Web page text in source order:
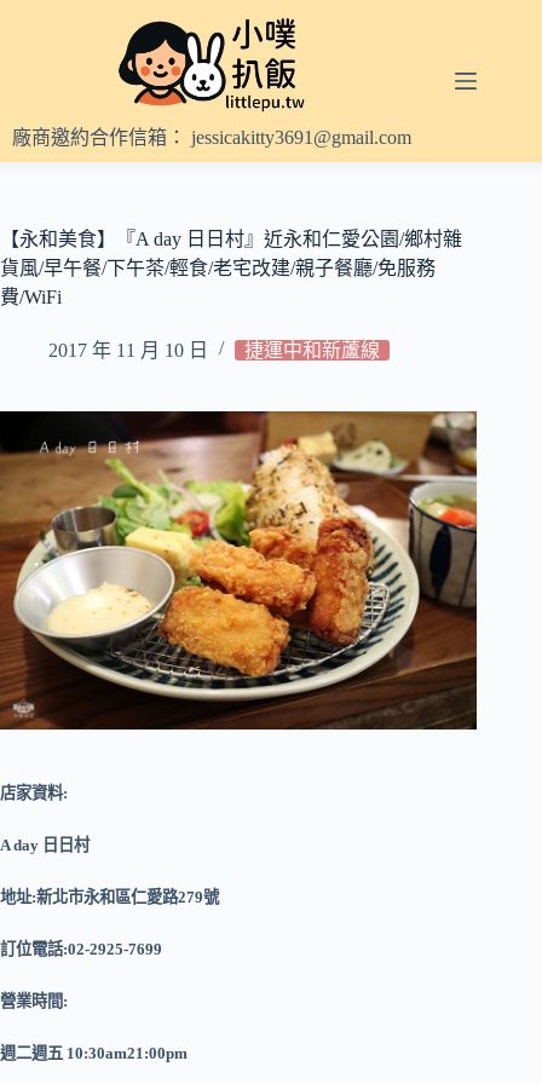
內
容
廠商邀約合作信箱： jessicakitty3691@gmail.com
【永和美食】『A day 日日村』近永和仁愛公園/鄉村雜
貨風/早午餐/下午茶/輕食/老宅改建/親子餐廳/免服務
費/WiFi
2017 年 11 月 10 日 捷運中和新蘆線
店家資料:
A day 日日村
地址:新北市永和區仁愛路279號
訂位電話:02-2925-7699
營業時間:
週二週五 10:30am21:00pm